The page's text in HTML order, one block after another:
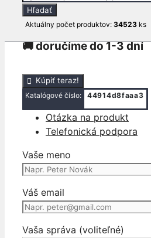
search
Hľadať
Aktuálny počet produktov: 34523 ks
ℹ stav produktu: použité (viď foto produktu)
🚚 doručíme do 1-3 dní
množstvo
ZADNÝ
DIFERENCIAL
VW
TOUAREG
AGT
7L
2.5
TDI
02-
Kúpiť teraz!
Katalógové číslo: 44914d8faaa3
Otázka na produkt
Telefonická podpora
Vaše meno
Váš email
Vaša správa (voliteľné)